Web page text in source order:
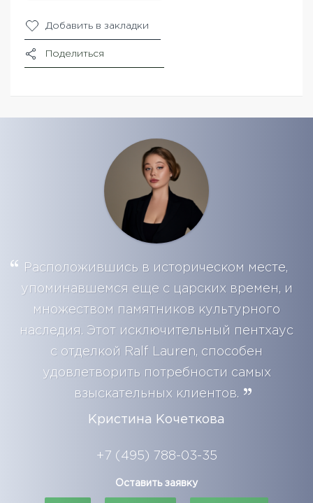
Добавить в закладки
Поделиться
Расположившись в историческом месте,
упоминавшемся еще с царских времен, и
множеством памятников культурного
наследия. Этот исключительный пентхаус
с отделкой Ralf Lauren, способен
удовлетворить потребности самых
взыскательных клиентов.
Кристина Кочеткова
+7 (495) 788-03-35
Оставить заявку